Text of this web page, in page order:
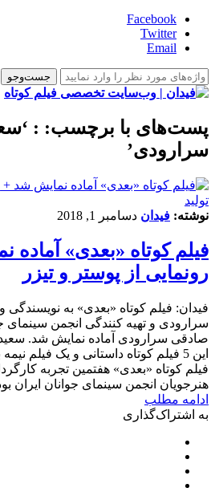
Facebook
Twitter
Email
پست‌های با برچسب: :
سرارودی’
تولید
نوشته: فیدان دسامبر 1, 2018
فیلم کوتاه «بعدی»
رونمایی از پوستر و تیزر
فیدان: فیلم کوتاه «بعدی» به
سرارودی و تهیه کنندگی انجمن سینمای
صادقی سرارودی آماده نمایش شد.
این 5 فیلم کوتاه داستانی و یک فیلم
فیلم کوتاه «بعدی» هفتمین تجربه
هنرجویان انجمن سینمای جوانان
ادامه مطلب
به اشتراک‌گذاری